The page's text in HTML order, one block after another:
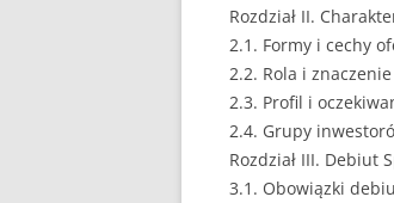
Rozdział II.
2.1. Formy i cechy
2.2. Rola i
2.3. Profil i
2.4. Grupy
Rozdział III. Debiut
3.1. Obowiązki